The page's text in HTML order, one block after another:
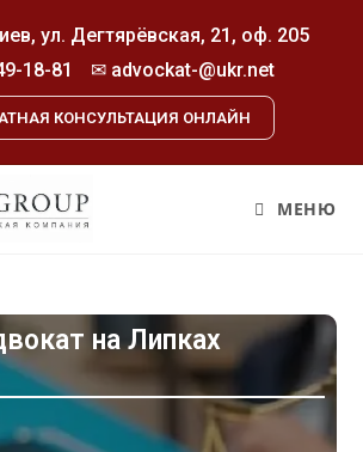
ул. Дегтярёвская, 21, оф. 205
18-81 ✉ advockat-@ukr.net
КОНСУЛЬТАЦИЯ ОНЛАЙН
МЕНЮ
на Липках